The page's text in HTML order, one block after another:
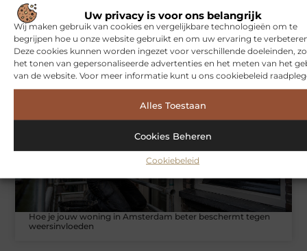
Uw privacy is voor ons belangrijk
Wij maken gebruik van cookies en vergelijkbare technologieën om te
begrijpen hoe u onze website gebruikt en om uw ervaring te
Deze cookies kunnen worden ingezet voor verschillende doeleinden,
het tonen van gepersonaliseerde advertenties en het meten van het
van de website. Voor meer informatie kunt u ons cookiebeleid
Alles Toestaan
Cookies Beheren
Cookiebeleid
Symbiont360: Innovatieve EMS-training in Utrecht voor een
effectieve workout
WONINGEN
Hoe je jouw woning in Amsterdam beter beschermt tegen
weersinvloeden